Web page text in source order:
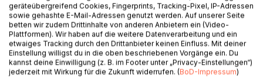
BESCHREIBUNG
geräteübergreifend Cookies, Fingerprints, Tracking-Pixel, IP-Adressen
sowie gehashte E-Mail-Adressen genutzt werden. Auf unserer Seite
betten wir zudem Drittinhalte von anderen Anbietern ein (Video-
Plattformen). Wir haben auf die weitere Datenverarbeitung und ein
etwaiges Tracking durch den Drittanbieter keinen Einfluss. Mit deiner
Einstellung willigst du in die oben beschriebenen Vorgänge ein. Du
kannst deine Einwilligung (z. B. im Footer unter „Privacy-Einstellungen“)
jederzeit mit Wirkung für die Zukunft widerrufen. (BoD-Impressum)